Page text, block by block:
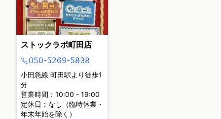
ストックラボ町田店
050-5269-5838
小田急線 町田駅より徒歩1
分
営業時間：10:00 - 19:00
定休日：なし（臨時休業・
年末年始を除く）